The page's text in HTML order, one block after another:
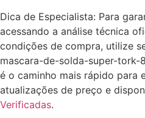
Dica de Especialista: Para
acessando a análise técnica
condições de compra, utilize
mascara-de-solda-super-
é o caminho mais rápido para
atualizações de preço e
Verificadas.